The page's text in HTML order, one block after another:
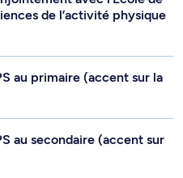
de l’activité physique
au primaire (accent sur la
au secondaire (accent sur